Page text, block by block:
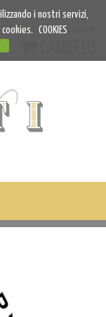
Accedi Registrazione
i nostri servizi,
COOKIES